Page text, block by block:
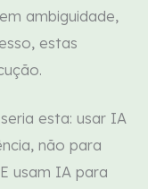
ambiguidade,
estas
esta: usar IA
não para
usam IA para